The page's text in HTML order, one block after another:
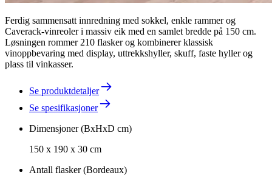
Ferdig sammensatt innredning med sokkel, enkle rammer og
Caverack-vinreoler i massiv eik med en samlet bredde på 150 cm.
Løsningen rommer 210 flasker og kombinerer klassisk
vinoppbevaring med display, uttrekkshyller, skuff, faste hyller og
plass til vinkasser.
Se produktdetaljer
Se spesifikasjoner
Dimensjoner (BxHxD cm)
150 x 190 x 30 cm
Antall flasker (Bordeaux)